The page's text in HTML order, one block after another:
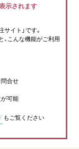
示されます
イト」です。
、こんな機能がご利用
問合せ
可能
もご覧ください